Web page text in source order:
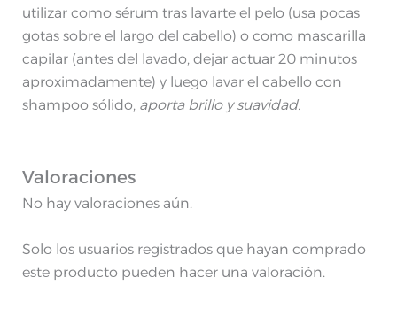
utilizar como sérum tras lavarte el pelo (usa pocas
gotas sobre el largo del cabello) o como mascarilla
capilar (antes del lavado, dejar actuar 20 minutos
aproximadamente) y luego lavar el cabello con
shampoo sólido, aporta brillo y suavidad.
Valoraciones
No hay valoraciones aún.
Solo los usuarios registrados que hayan comprado
este producto pueden hacer una valoración.